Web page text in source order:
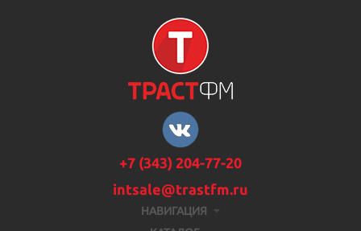
+7 (343) 204-77-20
intsale@trastfm.ru
НАВИГАЦИЯ